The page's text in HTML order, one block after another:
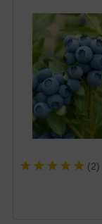
(2)